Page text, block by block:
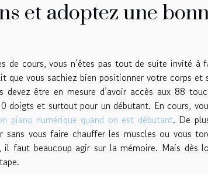
et adoptez une
de cours, vous n’êtes pas tout de suite invité à
que vous sachiez bien positionner votre corps et
être en mesure d’avoir accès aux 88
doigts et surtout pour un débutant. En cours,
piano numérique quand on est débutant. De
sans vous faire chauffer les muscles ou vous
faut beaucoup agir sur la mémoire. Mais dès